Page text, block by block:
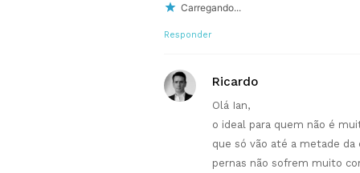
Carregando...
Responder
Ricardo
Olá Ian,
o ideal para quem não é
que só vão até a metade da
pernas não sofrem muito